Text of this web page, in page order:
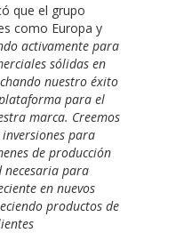
que el grupo
como Europa y
activamente para
sólidas en
nuestro éxito
para el
marca. Creemos
para
de producción
necesaria para
en nuevos
productos de